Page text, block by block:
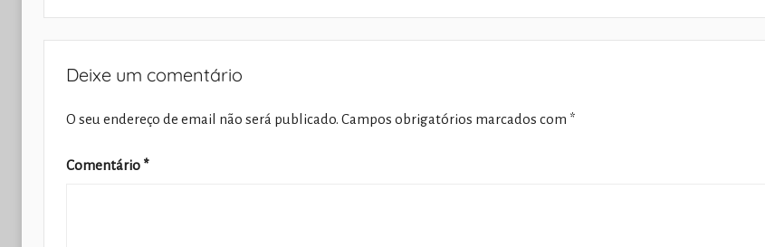
Deixe um comentário
O seu endereço de email não será publicado. Campos obrigatórios marcados com *
Comentário *